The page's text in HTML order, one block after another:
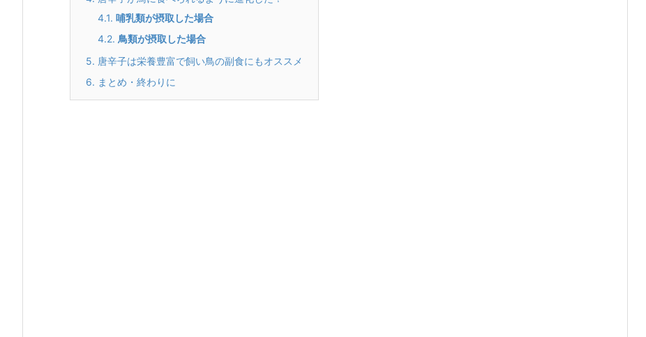
4.1. 哺乳類が摂取した場合
4.2. 鳥類が摂取した場合
5. 唐辛子は栄養豊富で飼い鳥の副食にもオススメ
6. まとめ・終わりに